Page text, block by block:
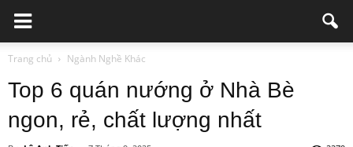
Trang chủ Ngành Nghề Khác
Top 6 quán nướng ở Nhà Bè
ngon, rẻ, chất lượng nhất